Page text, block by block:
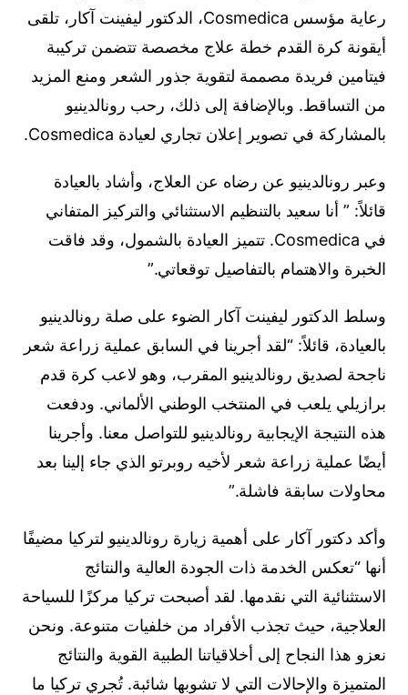
رعاية مؤسس Cosmedica، الدكتور ليفينت آكار، تلقى
أيقونة كرة القدم خطة علاج مخصصة تتضمن تركيبة
فيتامين فريدة مصممة لتقوية جذور الشعر ومنع المزيد
من التساقط. وبالإضافة إلى ذلك، رحب رونالدينيو
بالمشاركة في تصوير إعلان تجاري لعيادة Cosmedica.
وعبر رونالدينيو عن رضاه عن العلاج، وأشاد بالعيادة
قائلاً: ” أنا سعيد بالتنظيم الاستثنائي والتركيز المتفاني
في Cosmedica. تتميز العيادة بالشمول، وقد فاقت
الخبرة والاهتمام بالتفاصيل توقعاتي.”
وسلط الدكتور ليفينت آكار الضوء على صلة رونالدينيو
بالعيادة، قائلاً: “لقد أجرينا في السابق عملية زراعة شعر
ناجحة لصديق رونالدينيو المقرب، وهو لاعب كرة قدم
برازيلي يلعب في المنتخب الوطني الألماني. ودفعت
هذه النتيجة الإيجابية رونالدينيو للتواصل معنا. وأجرينا
أيضًا عملية زراعة شعر لأخيه روبرتو الذي جاء إلينا بعد
محاولات سابقة فاشلة.”
وأكد دكتور آكار على أهمية زيارة رونالدينيو لتركيا مضيفًا
أنها “تعكس الخدمة ذات الجودة العالية والنتائج
الاستثنائية التي نقدمها. لقد أصبحت تركيا مركزًا للسياحة
العلاجية، حيث تجذب الأفراد من خلفيات متنوعة. ونحن
نعزو هذا النجاح إلى أخلاقياتنا الطبية القوية والنتائج
المتميزة والإحالات التي لا تشوبها شائبة. تُجري تركيا ما